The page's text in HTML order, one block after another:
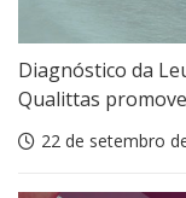
Diagnóstico da
Qualittas
22 de setembro